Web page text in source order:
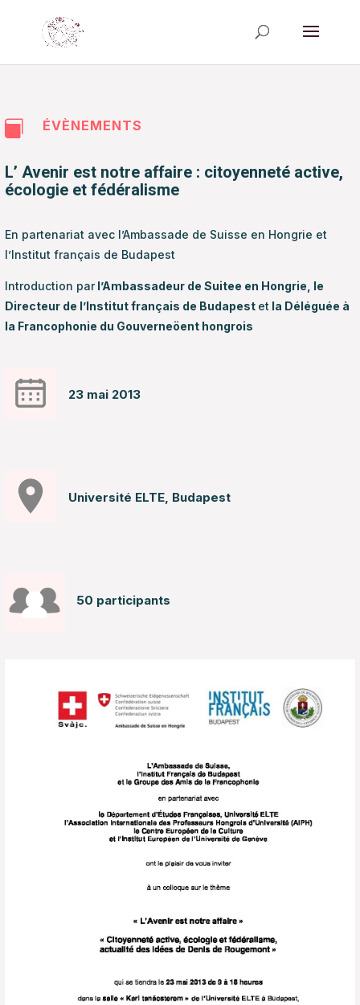
 ÉVÈNEMENTS
L’ Avenir est notre affaire : citoyenneté active,
écologie et fédéralisme
En partenariat avec l’Ambassade de Suisse en Hongrie et
l’Institut français de Budapest
Introduction parl’Ambassadeur de Suitee en Hongrie, le
Directeur de l’Institut français de Budapest et la Déléguée à
la Francophonie du Gouverneöent hongrois
23 mai 2013
Université ELTE, Budapest
50 participants